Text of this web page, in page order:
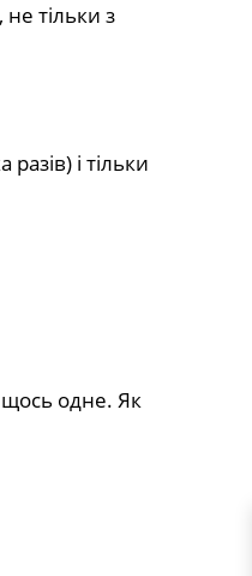
тільки з
і тільки
щось одне. Як